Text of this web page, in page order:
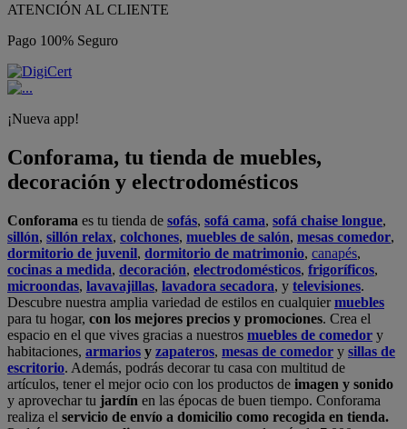
ATENCIÓN AL CLIENTE
Pago 100% Seguro
¡Nueva app!
Conforama, tu tienda de muebles,
decoración y electrodomésticos
Conforama es tu tienda de sofás, sofá cama, sofá chaise longue,
sillón, sillón relax, colchones, muebles de salón, mesas comedor,
dormitorio de juvenil, dormitorio de matrimonio, canapés,
cocinas a medida, decoración, electrodomésticos, frigoríficos,
microondas, lavavajillas, lavadora secadora, y televisiones.
Descubre nuestra amplia variedad de estilos en cualquiermuebles
para tu hogar, con los mejores precios y promociones. Crea el
espacio en el que vives gracias a nuestros muebles de comedor y
habitaciones, armarios y zapateros, mesas de comedor y sillas de
escritorio. Además, podrás decorar tu casa con multitud de
artículos, tener el mejor ocio con los productos de imagen y sonido
y aprovechar tu jardín en las épocas de buen tiempo. Conforama
realiza el servicio de envío a domicilio como recogida en tienda.